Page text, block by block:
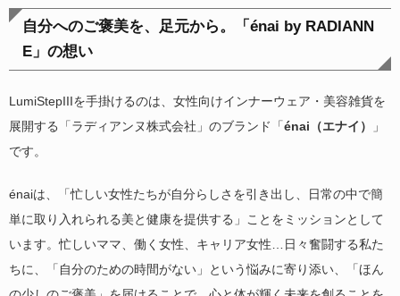
自分へのご褒美を、足元から。「énai by RADIANN
E」の想い
LumiStepIIIを手掛けるのは、女性向けインナーウェア・美容雑貨を
展開する「ラディアンヌ株式会社」のブランド「énai（エナイ）
」
です。
énaiは、「忙しい女性たちが自分らしさを引き出し、日常の中で簡
単に取り入れられる美と健康を提供する」ことをミッションとして
います。忙しいママ、働く女性、キャリア女性…日々奮闘する私た
ちに、「自分のための時間がない」という悩みに寄り添い、「ほん